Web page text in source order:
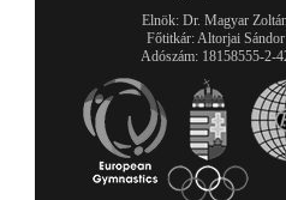
Elnök: Dr. Magyar
Főtitkár: Altorjai Sándor
Adószám: 18158555-2-